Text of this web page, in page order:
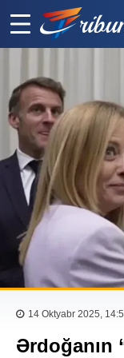
14 Oktyabr 2025,
Ərdoğanın